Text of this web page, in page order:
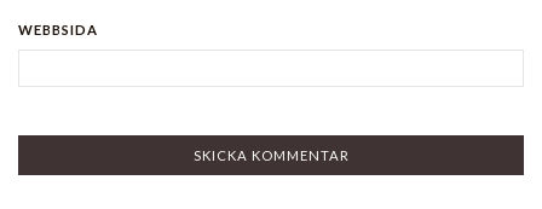
WEBBSIDA